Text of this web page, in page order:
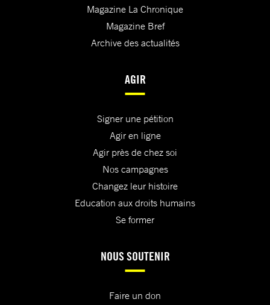
Magazine La Chronique
Magazine Bref
Archive des actualités
AGIR
Signer une pétition
Agir en ligne
Agir près de chez soi
Nos campagnes
Changez leur histoire
Education aux droits humains
Se former
NOUS SOUTENIR
Faire un don